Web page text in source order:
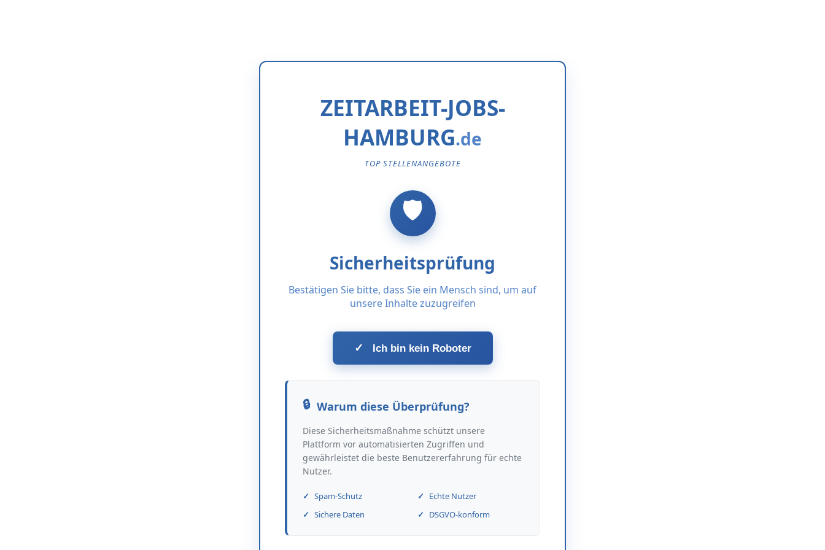
ZEITARBEIT-JOBS-
HAMBURG
TOP STELLENANGEBOTE
Sicherheitsprüfung
Bestätigen Sie bitte, dass Sie ein Mensch sind, um auf
unsere Inhalte zuzugreifen
✓ Ich bin kein Roboter
Warum diese Überprüfung?
Diese Sicherheitsmaßnahme schützt unsere
Plattform vor automatisierten Zugriffen und
gewährleistet die beste Benutzererfahrung für echte
Nutzer.
Spam-Schutz
Echte Nutzer
Sichere Daten
DSGVO-konform